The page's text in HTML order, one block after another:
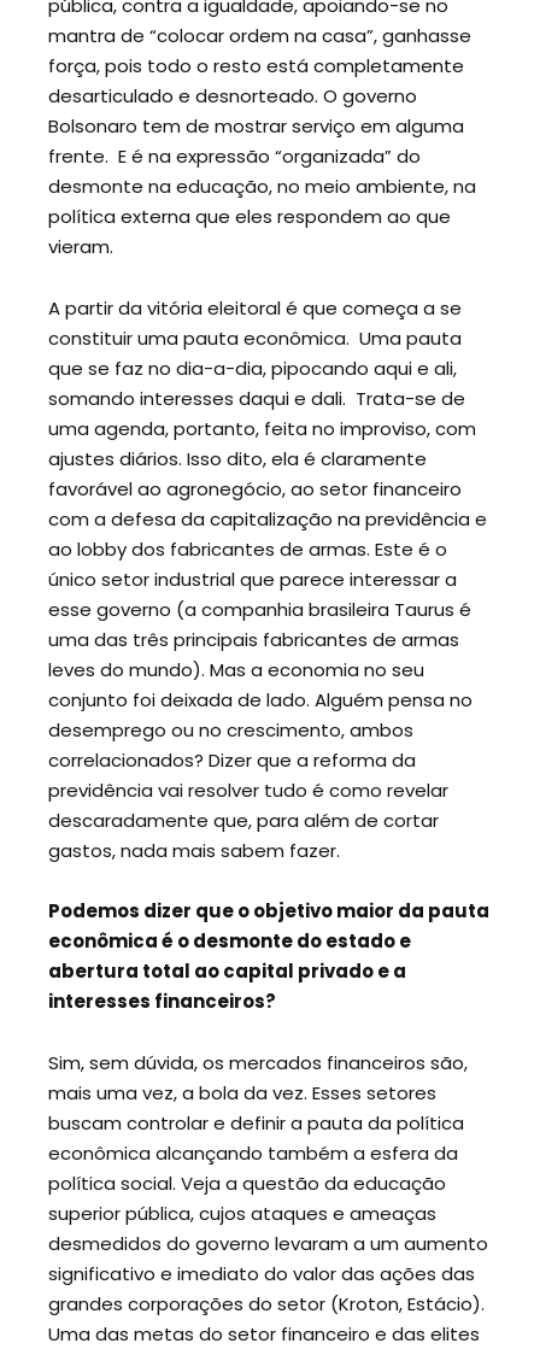
pública, contra a igualdade, apoiando-se no
mantra de “colocar ordem na casa”, ganhasse
força, pois todo o resto está completamente
desarticulado e desnorteado. O governo
Bolsonaro tem de mostrar serviço em alguma
frente. E é na expressão “organizada” do
desmonte na educação, no meio ambiente, na
política externa que eles respondem ao que
vieram.
A partir da vitória eleitoral é que começa a se
constituir uma pauta econômica. Uma pauta
que se faz no dia-a-dia, pipocando aqui e ali,
somando interesses daqui e dali. Trata-se de
uma agenda, portanto, feita no improviso, com
ajustes diários. Isso dito, ela é claramente
favorável ao agronegócio, ao setor financeiro
com a defesa da capitalização na previdência e
ao lobby dos fabricantes de armas. Este é o
único setor industrial que parece interessar a
esse governo (a companhia brasileira Taurus é
uma das três principais fabricantes de armas
leves do mundo). Mas a economia no seu
conjunto foi deixada de lado. Alguém pensa no
desemprego ou no crescimento, ambos
correlacionados? Dizer que a reforma da
previdência vai resolver tudo é como revelar
descaradamente que, para além de cortar
gastos, nada mais sabem fazer.
Podemos dizer que o objetivo maior da pauta
econômica é o desmonte do estado e
abertura total ao capital privado e a
interesses financeiros?
Sim, sem dúvida, os mercados financeiros são,
mais uma vez, a bola da vez. Esses setores
buscam controlar e definir a pauta da política
econômica alcançando também a esfera da
política social. Veja a questão da educação
superior pública, cujos ataques e ameaças
desmedidos do governo levaram a um aumento
significativo e imediato do valor das ações das
grandes corporações do setor (Kroton, Estácio).
Uma das metas do setor financeiro e das elites